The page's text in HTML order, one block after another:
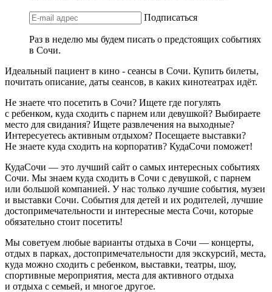
Подписаться
Раз в неделю мы будем писать о предстоящих событиях
в Сочи.
Идеальный пациент в кино - сеансы в Сочи. Купить билеты,
почитать описание, даты сеансов, в каких кинотеатрах идёт.
Не знаете что посетить в Сочи? Ищете где погулять
с ребенком, куда сходить с парнем или девушкой? Выбираете
место для свидания? Ищете развлечения на выходные?
Интересуетесь активным отдыхом? Посещаете выставки?
Не знаете куда сходить на корпоратив? КудаСочи поможет!
КудаСочи — это лучший сайт о самых интересных событиях
Сочи. Мы знаем куда сходить в Сочи с девушкой, с парнем
или большой компанией. У нас только лучшие события, музеи
и выставки Сочи. События для детей и их родителей, лучшие
достопримечательности и интересные места Сочи, которые
обязательно стоит посетить!
Мы советуем любые варианты отдыха в Сочи — концерты,
отдых в парках, достопримечательности для экскурсий, места,
куда можно сходить с ребенком, выставки, театры, шоу,
спортивные мероприятия, места для активного отдыха
и отдыха с семьей, и многое другое.